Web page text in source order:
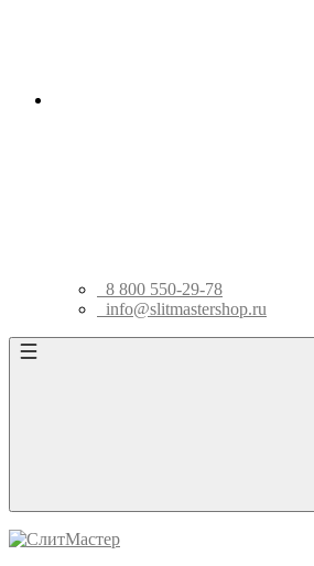
8 800 550-29-78
info@slitmastershop.ru